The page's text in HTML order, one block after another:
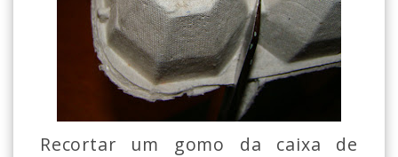
Recortar um gomo da caixa de